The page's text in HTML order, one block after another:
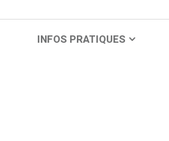
INFOS PRATIQUES